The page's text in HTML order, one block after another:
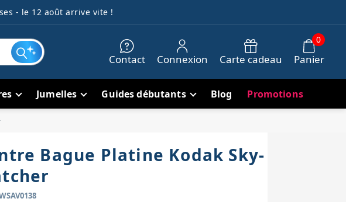
- le 12 août arrive vite !
Contact Connexion Carte cadeau Panier
0
Jumelles Guides débutants Blog Promotions
Bague Platine Kodak Sky-